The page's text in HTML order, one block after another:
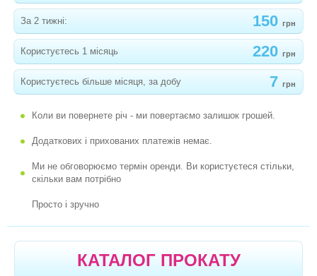
КАРНАВАЛЬНІ НОВОРІЧНІ КОСТЮМИ
РОЗВИВАЮЧІ ІГРАШКИ
МЕБЛІ ДЛЯ ІВЕНТУ
За 2 тижні: 150 грн
Користуєтесь 1 місяць 220 грн
Користуєтесь більше місяця, за добу 7 грн
Коли ви повернете річ - ми повертаємо залишок грошей.
Додаткових і прихованих платежів немає.
Ми не обговорюємо термін оренди. Ви користуєтеся стільки,
скільки вам потрібно
Просто і зручно
КАТАЛОГ ПРОКАТУ